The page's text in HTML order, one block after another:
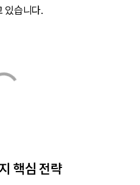
있습니다.
핵심 전략